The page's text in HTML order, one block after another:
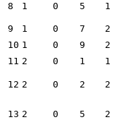
8 1 0 5 1
9
1 0 7 2
10 1 0 9 2
11 2 0 1 1
12 2 0 2 2
13 2 0 5 2